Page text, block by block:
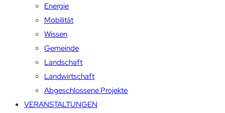
Energie
Mobilität
Wissen
Gemeinde
Landschaft
Landwirtschaft
Abgeschlossene Projekte
VERANSTALTUNGEN